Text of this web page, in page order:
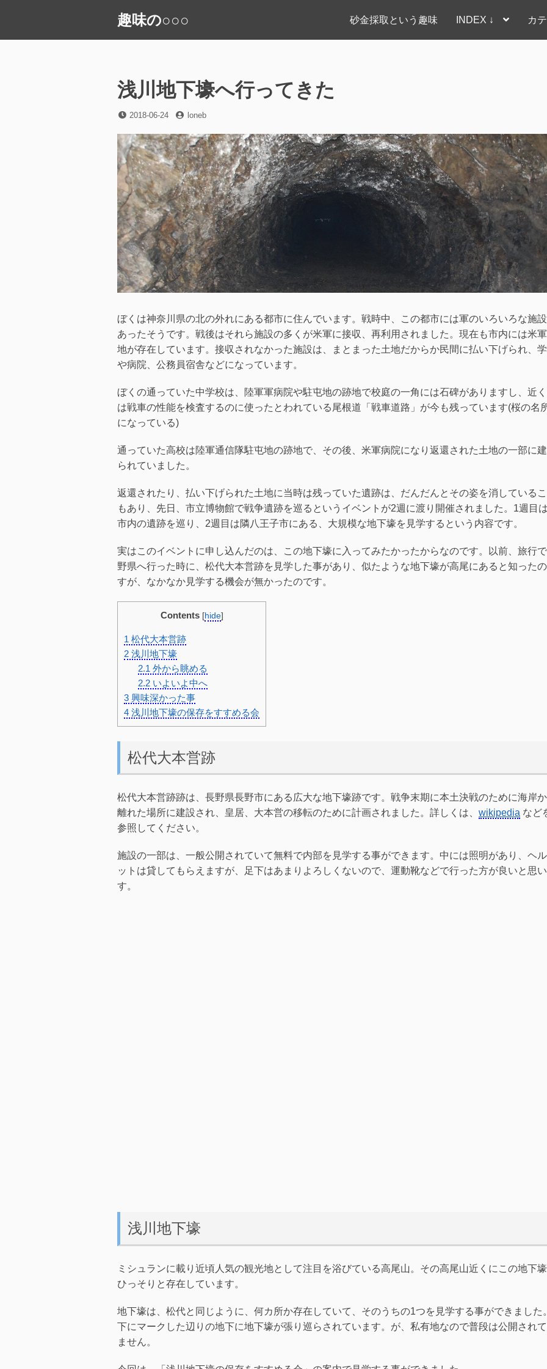
テ
趣味の○○○ 砂金採取という趣味 INDEX ↓ カ
浅川地下壕へ行ってきた
投
日
2018-06-24
投
者
loneb
ぼくは神奈川県の北の外れにある都市に住んでいます。戦時中、この都市には軍のいろいろな施
あったそうです。戦後はそれら施設の多くが米軍に接収、再利用されました。現在も市内には米
地が存在しています。接収されなかった施設は、まとまった土地だからか民間に払い下げられ、
や病院、公務員宿舎などになっています。
ぼくの通っていた中学校は、陸軍軍病院や駐屯地の跡地で校庭の一角には石碑がありますし、近
は戦車の性能を検査するのに使ったとわれている尾根道「戦車道路」が今も残っています(桜の名
になっている)
通っていた高校は陸軍通信隊駐屯地の跡地で、その後、米軍病院になり返還された土地の一部に
られていました。
返還されたり、払い下げられた土地に当時は残っていた遺跡は、だんだんとその姿を消しているこ
もあり、先日、市立博物館で戦争遺跡を巡るというイベントが2週に渡り開催されました。1週目は
市内の遺跡を巡り、2週目は隣八王子市にある、大規模な地下壕を見学するという内容です。
実はこのイベントに申し込んだのは、この地下壕に入ってみたかったからなのです。以前、旅行
野県へ行った時に、松代大本営跡を見学した事があり、似たような地下壕が高尾にあると知った
すが、なかなか見学する機会が無かったのです。
Contents [hide]
1 松代大本営跡
2 浅川地下壕
2.1 外から眺める
2.2いよいよ中へ
3 興味深かった事
4 浅川地下壕の保存をすすめる会
松代大本営跡
松代大本営跡跡は、長野県長野市にある広大な地下壕跡です。戦争末期に本土決戦のために海岸
離れた場所に建設され、皇居、大本営の移転のために計画されました。詳しくは、 wikipedia など
参照してください。
施設の一部は、一般公開されていて無料で内部を見学する事ができます。中には照明があり、ヘル
ットは貸してもらえますが、足下はあまりよろしくないので、運動靴などで行った方が良いと思い
す。
浅川地下壕
ミシュランに載り近頃人気の観光地として注目を浴びている高尾山。その高尾山近くにこの地下
ひっそりと存在しています。
地下壕は、松代と同じように、何カ所か存在していて、そのうちの1つを見学する事ができました。
下にマークした辺りの地下に地下壕が張り巡らされています。が、私有地なので普段は公開され
ません。